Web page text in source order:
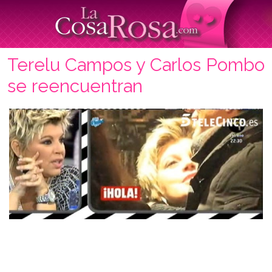
Terelu Campos y Carlos Pombo
se reencuentran